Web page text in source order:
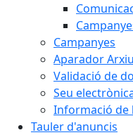
Campanyes
Aparador
Validació de
Seu
Informació de
Tauler d'anuncis